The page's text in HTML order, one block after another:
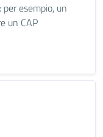
esempio, un
un CAP